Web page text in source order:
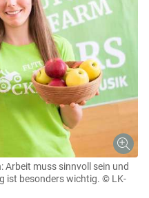
Arbeit muss sinnvoll sein und
ist besonders wichtig. © LK-